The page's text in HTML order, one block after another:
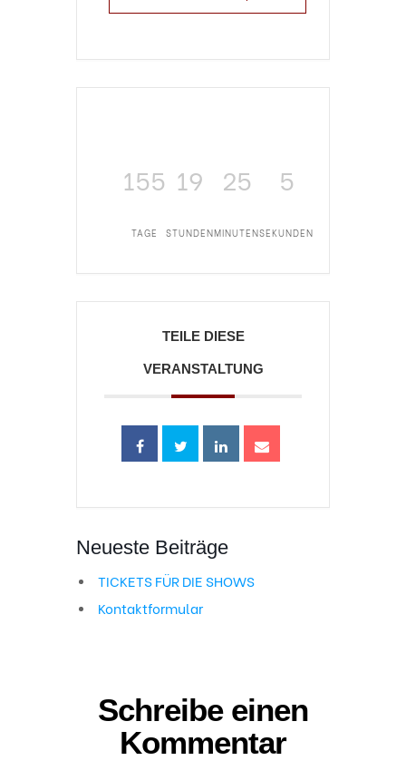
155
TAGE
19
STUNDEN
25
MINUTEN
4
SEKUNDEN
TEILE DIESE
VERANSTALTUNG
Neueste Beiträge
TICKETS FÜR DIE SHOWS
Kontaktformular
Schreibe einen
Kommentar